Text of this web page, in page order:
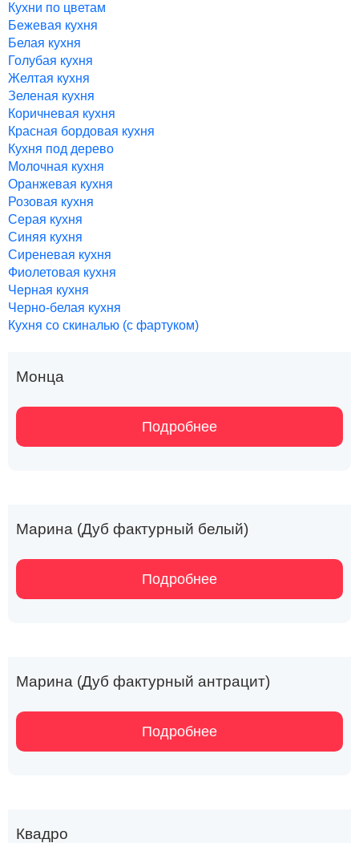
Кухни по цветам
Бежевая кухня
Белая кухня
Голубая кухня
Желтая кухня
Зеленая кухня
Коричневая кухня
Красная бордовая кухня
Кухня под дерево
Молочная кухня
Оранжевая кухня
Розовая кухня
Серая кухня
Синяя кухня
Сиреневая кухня
Фиолетовая кухня
Черная кухня
Черно-белая кухня
Кухня со скиналью (с фартуком)
Монца
Подробнее
Марина (Дуб фактурный белый)
Подробнее
Марина (Дуб фактурный антрацит)
Подробнее
Квадро